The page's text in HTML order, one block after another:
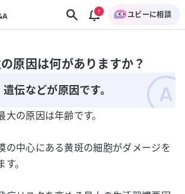
ユビーに相談
原因は何がありますか？
伝などが原因です。
の原因は年齢です。
の中心にある黄斑の細胞がダメージを
。